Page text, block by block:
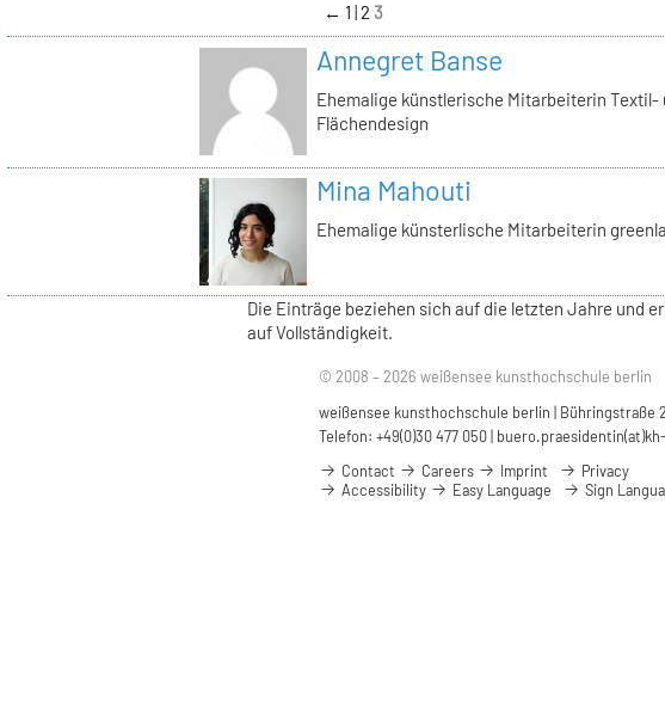
← 1 23
Annegret Banse
Ehemalige künstlerische Mitarbeiterin Textil-
Flächendesign
Mina Mahouti
Ehemalige künsterlische Mitarbeiterin
Die Einträge beziehen sich auf die letzten Jahre und
auf Vollständigkeit.
© 2008 – 2026 weißensee kunsthochschule berlin
weißensee kunsthochschule berlin | Bühringstraße
Telefon: +49(0)30 477 050 |
Contact
Careers Imprint
Privacy
Accessibility
Easy Language Sign